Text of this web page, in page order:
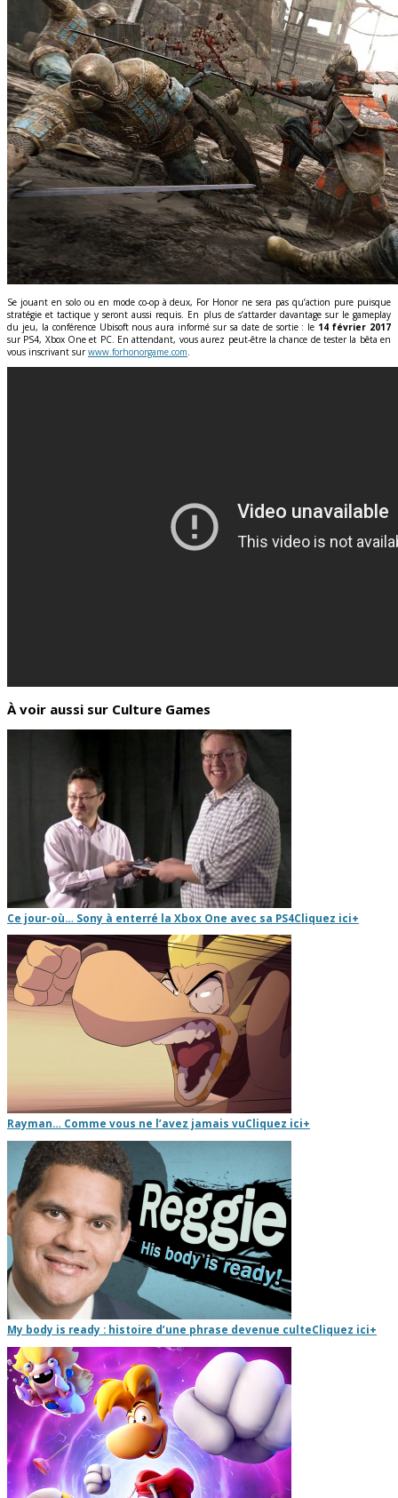
Se jouant en solo ou en mode co-op à deux, For Honor ne sera pas qu’action pure puisque
stratégie et tactique y seront aussi requis. En plus de s’attarder davantage sur le gameplay
du jeu, la conférence Ubisoft nous aura informé sur sa date de sortie : le 14 février 2017
sur PS4, Xbox One et PC. En attendant, vous aurez peut-être la chance de tester la bêta en
vous inscrivant surwww.forhonorgame.com.
À voir aussi sur Culture Games
Ce jour-où… Sony à enterré la Xbox One avec sa PS4Cliquez ici+
Rayman… Comme vous ne l’avez jamais vuCliquez ici+
My body is ready : histoire d’une phrase devenue culteCliquez ici+